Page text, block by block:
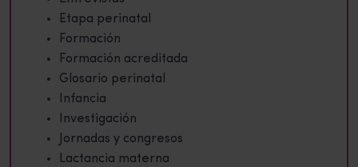
Etapa perinatal
Formación
Formación acreditada
Glosario perinatal
Infancia
Investigación
Jornadas y congresos
Lactancia materna